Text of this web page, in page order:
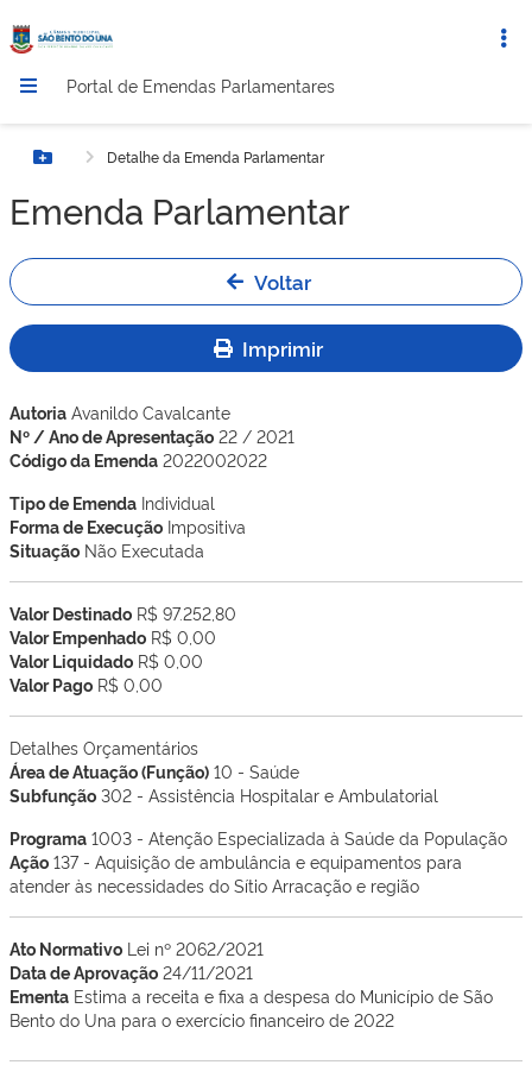
Portal de Emendas Parlamentares
Botão MenuDetalhe da Emenda Parlamentar
Emenda Parlamentar
Voltar
Imprimir
Autoria Avanildo Cavalcante
Nº / Ano de Apresentação 22 / 2021
Código da Emenda 2022002022
Tipo de Emenda Individual
Forma de Execução Impositiva
Situação Não Executada
Valor Destinado R$ 97.252,80
Valor Empenhado R$ 0,00
Valor Liquidado R$ 0,00
Valor Pago R$ 0,00
Detalhes Orçamentários
Área de Atuação (Função) 10 - Saúde
Subfunção 302 - Assistência Hospitalar e Ambulatorial
Programa 1003 - Atenção Especializada à Saúde da População
Ação 137 - Aquisição de ambulância e equipamentos para
atender às necessidades do Sítio Arracação e região
Ato Normativo Lei nº 2062/2021
Data de Aprovação 24/11/2021
Ementa Estima a receita e fixa a despesa do Município de São
Bento do Una para o exercício financeiro de 2022